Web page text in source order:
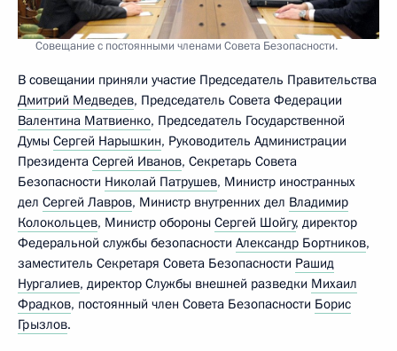
Совещание с постоянными членами Совета Безопасности.
В совещании приняли участие Председатель Правительства
Дмитрий Медведев, Председатель Совета Федерации
Валентина Матвиенко, Председатель Государственной
Думы Сергей Нарышкин, Руководитель Администрации
Президента Сергей Иванов, Секретарь Совета
Безопасности Николай Патрушев, Министр иностранных
дел Сергей Лавров, Министр внутренних дел Владимир
Колокольцев, Министр обороны Сергей Шойгу, директор
Федеральной службы безопасности Александр Бортников,
заместитель Секретаря Совета Безопасности Рашид
Нургалиев, директор Службы внешней разведки Михаил
Фрадков, постоянный член Совета Безопасности Борис
Грызлов.